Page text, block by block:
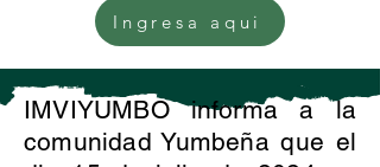
Ingresa aqui
IMVIYUMBO informa a la
comunidad Yumbeña que el